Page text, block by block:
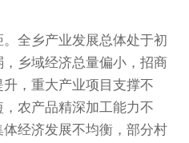
全乡产业发展总体处于初
乡域经济总量偏小，招商
，重大产业项目支撑不
农产品精深加工能力不
经济发展不均衡，部分村